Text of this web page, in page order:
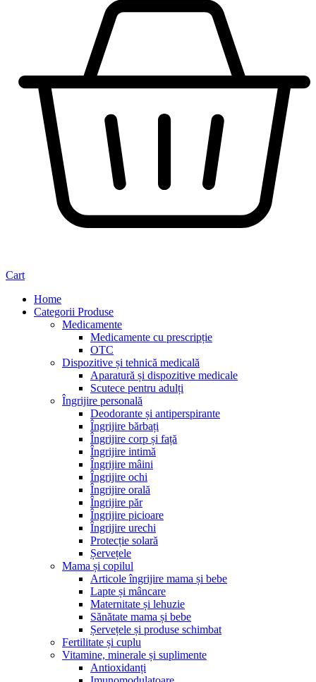
Cart
Home
Categorii Produse
Medicamente
Medicamente cu prescripție
OTC
Dispozitive și tehnică medicală
Aparatură și dispozitive medicale
Scutece pentru adulți
Îngrijire personală
Deodorante și antiperspirante
Îngrijire bărbați
Îngrijire corp și față
Îngrijire intimă
Îngrijire mâini
Îngrijire ochi
Îngrijire orală
Îngrijire păr
Îngrijire picioare
Îngrijire urechi
Protecție solară
Șervețele
Mama și copilul
Articole îngrijire mama și bebe
Lapte și mâncare
Maternitate și lehuzie
Sănătate mama și bebe
Șervețele și produse schimbat
Fertilitate și cuplu
Vitamine, minerale și suplimente
Antioxidanți